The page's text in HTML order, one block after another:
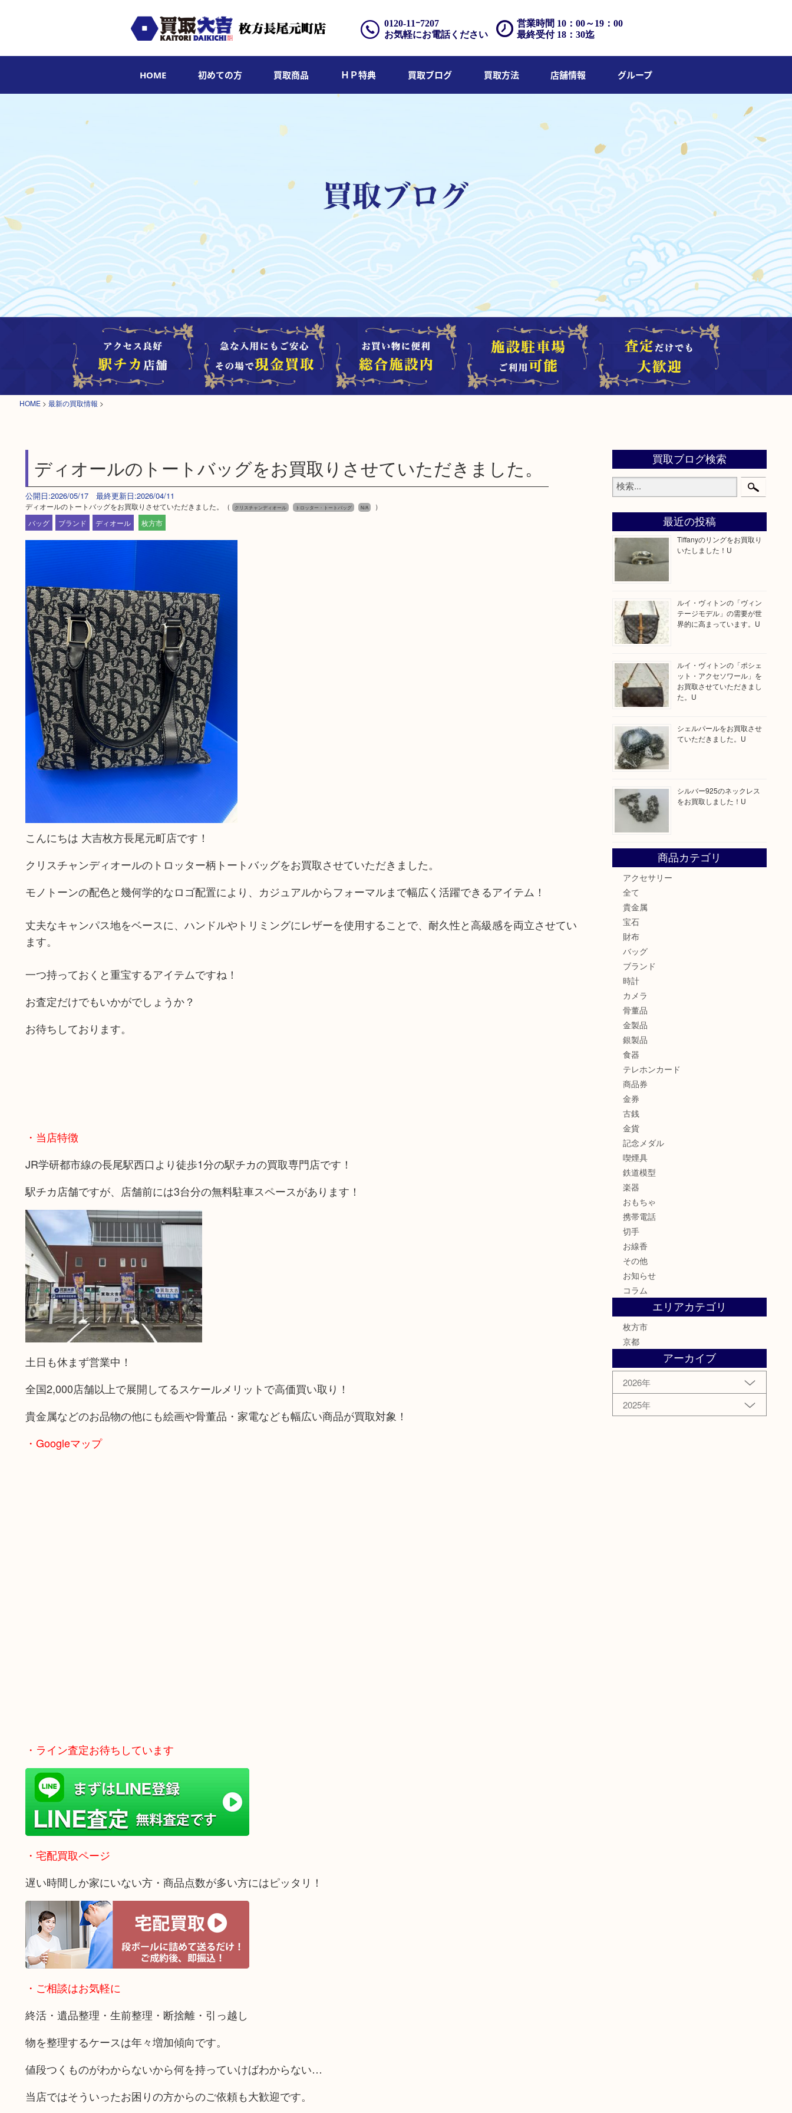
営業時間 10：00～19：00
最終受付 18：30迄
0120-11ｰ7207
お気軽にお電話ください
HOME 初めての方 買取商品 ＨＰ特典 買取ブログ 買取方法 店舗情報 グループ
HOME > 最新の買取情報 >
ディオールのトートバッグをお買取りさせていただきました。
公開日:2026/05/17 最終更新日:2026/04/11
ディオールのトートバッグをお買取りさせていただきました。（ クリスチャンディオール トロッター・トートバッグ N/A
）
バッグ
ブランド ディオール 枚方市
こんにちは 大吉枚方長尾元町店です！
ク リスチャンディオールのトロッター柄トートバッグをお買取させていただきました。
モノトーンの配色と幾何学的なロゴ配置により、カジュアルからフォーマルまで幅広く活躍できるアイテム！
丈夫なキャンパス地をベースに、ハンドルやトリミングにレザーを使用することで、耐久性と高級感を両立させてい
ます。
一つ持っておくと重宝するアイテムですね！
お査定だけでもいかがでしょうか？
お待ちしております。
・当店特徴
JR学研都市線の長尾駅西口より徒歩1分の駅チカの買取専門店です！
駅チカ店舗ですが、店舗前には3台分の無料駐車スペースがあります！
土日も休まず営業中！
全国2,000店舗以上で展開してるスケールメリットで高価買い取り！
貴金属などのお品物の他にも絵画や骨董品・家電なども幅広い商品が買取対象！
・Googleマップ
・ライン査定お待ちしています
・宅配買取ページ
遅い時間しか家にいない方・商品点数が多い方にはピッタリ！
・ご相談はお気軽に
終活・遺品整理・生前整理・断捨離・引っ越し
物を整理するケースは年々増加傾向です。
値段つくものがわからないから何を持っていけばわからない…
当店ではそういったお困りの方からのご依頼も大歓迎です。
買取ブログ検索
最近の投稿
Tiffanyのリングをお買取り
いたしました！U
ルイ・ヴィトンの「ヴィン
テージモデル」の需要が世
界的に高まっています。U
ルイ・ヴィトンの「ポシェ
ット・アクセソワール」を
お買取させていただきまし
た。U
シェルパールをお買取させ
ていただきました。U
シルバー925のネックレス
をお買取しました！U
商品カテゴリ
アクセサリー
全て
貴金属
宝石
財布
バッグ
ブランド
時計
カメラ
骨董品
金製品
銀製品
食器
テレホンカード
商品券
金券
古銭
金貨
記念メダル
喫煙具
鉄道模型
楽器
おもちゃ
携帯電話
切手
お線香
その他
お知らせ
コラム
エリアカテゴリ
枚方市
京都
アーカイブ
2026年
2025年